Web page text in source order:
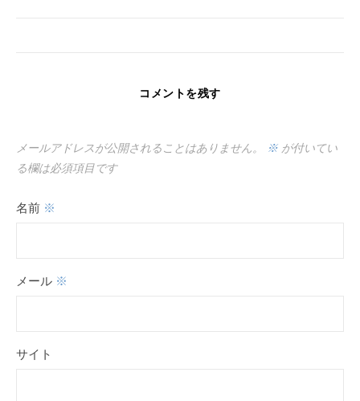
コメントを残す
メールアドレスが公開されることはありません。 ※ が付いてい
る欄は必須項目です
名前 ※
メール ※
サイト